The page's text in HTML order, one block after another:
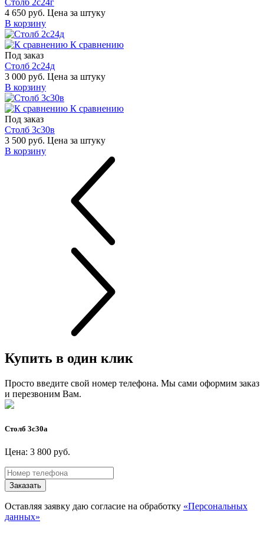
Столб 2с24г
4 650 руб. Цена за штуку
В корзину
К сравнению
Под заказ
Столб 2с24д
3 000 руб. Цена за штуку
В корзину
К сравнению
Под заказ
Столб 3с30в
3 500 руб. Цена за штуку
В корзину
Купить в один клик
Просто введите свой номер телефона. Мы сами оформим заказ
и перезвоним Вам.
Столб 3с30а
Цена: 3 800 руб.
Заказать
Оставляя заявку даю согласие на обработку «Персональных
данных»